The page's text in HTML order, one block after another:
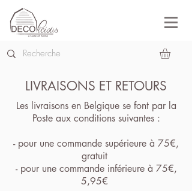
LIVRAISONS ET RETOURS
Les livraisons en Belgique se font par la
Poste aux conditions suivantes :
- pour une commande supérieure à 75€,
gratuit
- pour une commande inférieure à 75€,
5,95€